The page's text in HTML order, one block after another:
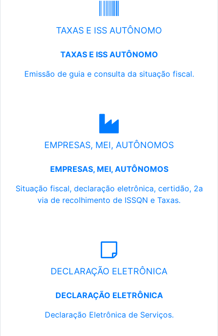
TAXAS E ISS AUTÔNOMO
TAXAS E ISS AUTÔNOMO
Emissão de guia e consulta da situação fiscal.
EMPRESAS, MEI, AUTÔNOMOS
EMPRESAS, MEI, AUTÔNOMOS
Situação fiscal, declaração eletrônica, certidão, 2a
via de recolhimento de ISSQN e Taxas.
DECLARAÇÃO ELETRÔNICA
DECLARAÇÃO ELETRÔNICA
Declaração Eletrônica de Serviços.